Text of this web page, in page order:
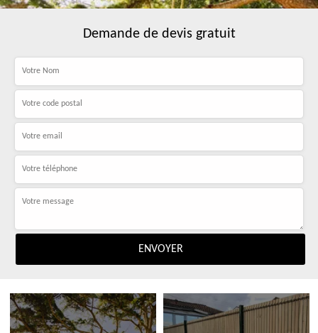
Demande de devis gratuit